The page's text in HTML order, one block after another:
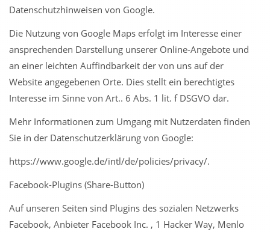
Datenschutzhinweisen von Google.
Die Nutzung von Google Maps erfolgt im Interesse einer
ansprechenden Darstellung unserer Online-Angebote und
an einer leichten Auffindbarkeit der von uns auf der
Website angegebenen Orte. Dies stellt ein berechtigtes
Interesse im Sinne von Art.. 6 Abs. 1 lit. f DSGVO dar.
Mehr Informationen zum Umgang mit Nutzerdaten finden
Sie in der Datenschutzerklärung von Google:
https://www.google.de/intl/de/policies/privacy/.
Facebook-Plugins (Share-Button)
Auf unseren Seiten sind Plugins des sozialen Netzwerks
Facebook, Anbieter Facebook Inc. , 1 Hacker Way, Menlo